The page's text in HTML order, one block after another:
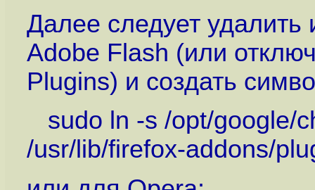
Далее следует
Adobe Flash (или
Plugins) и создать
sudo ln -s /opt/google/
/usr/lib/firefox-addons/